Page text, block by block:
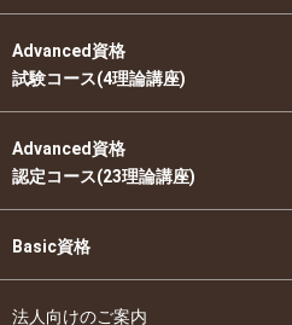
Advanced資格
試験コース(4理論講座)
Advanced資格
認定コース(23理論講座)
Basic資格
法人向けのご案内